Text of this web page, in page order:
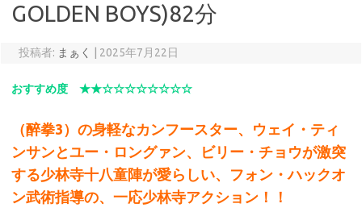
GOLDEN BOYS)82分
投稿者: まぁく 2025年7月22日
おすすめ度 ★★☆☆☆☆☆☆☆☆
（醉拳3）の身軽なカンフースター、ウェイ・ティ
ンサンとユー・ロングァン、ビリー・チョウが激突
する少林寺十八童陣が愛らしい、フォン・ハックオ
ン武術指導の、一応少林寺アクション！！